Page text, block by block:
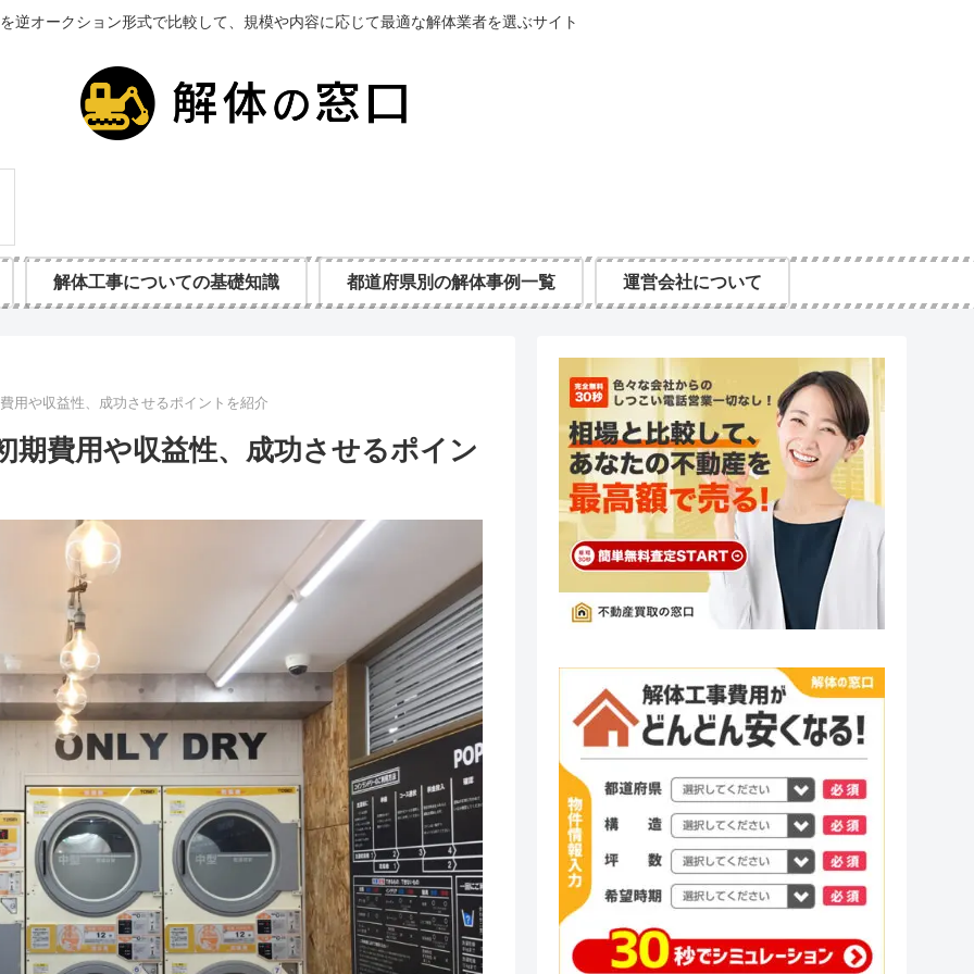
逆オークション形式で比較して、規模や内容に応じて最適な解体業者を選ぶサイト
解体工事についての基礎知識 都道府県別の解体事例一覧 運営会社について
用や収益性、成功させるポイントを紹介
期費用や収益性、成功させるポイン